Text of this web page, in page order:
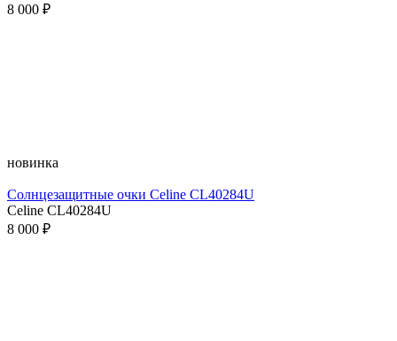
8 000 ₽
новинка
Солнцезащитные очки Celine CL40284U
Celine CL40284U
8 000 ₽